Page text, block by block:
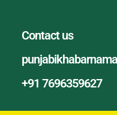
Contact us
+91 7696359627